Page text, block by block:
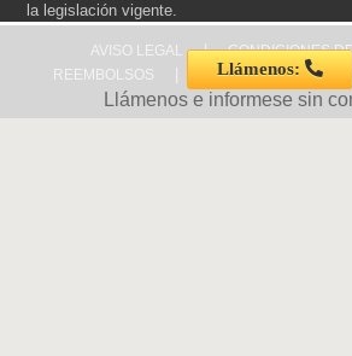
la legislación vigente.
AVISO LEGAL | CONDICIONES
REEMBOLSOS POLÍTICA DE
Llámenos:
Llámenos e informese sin